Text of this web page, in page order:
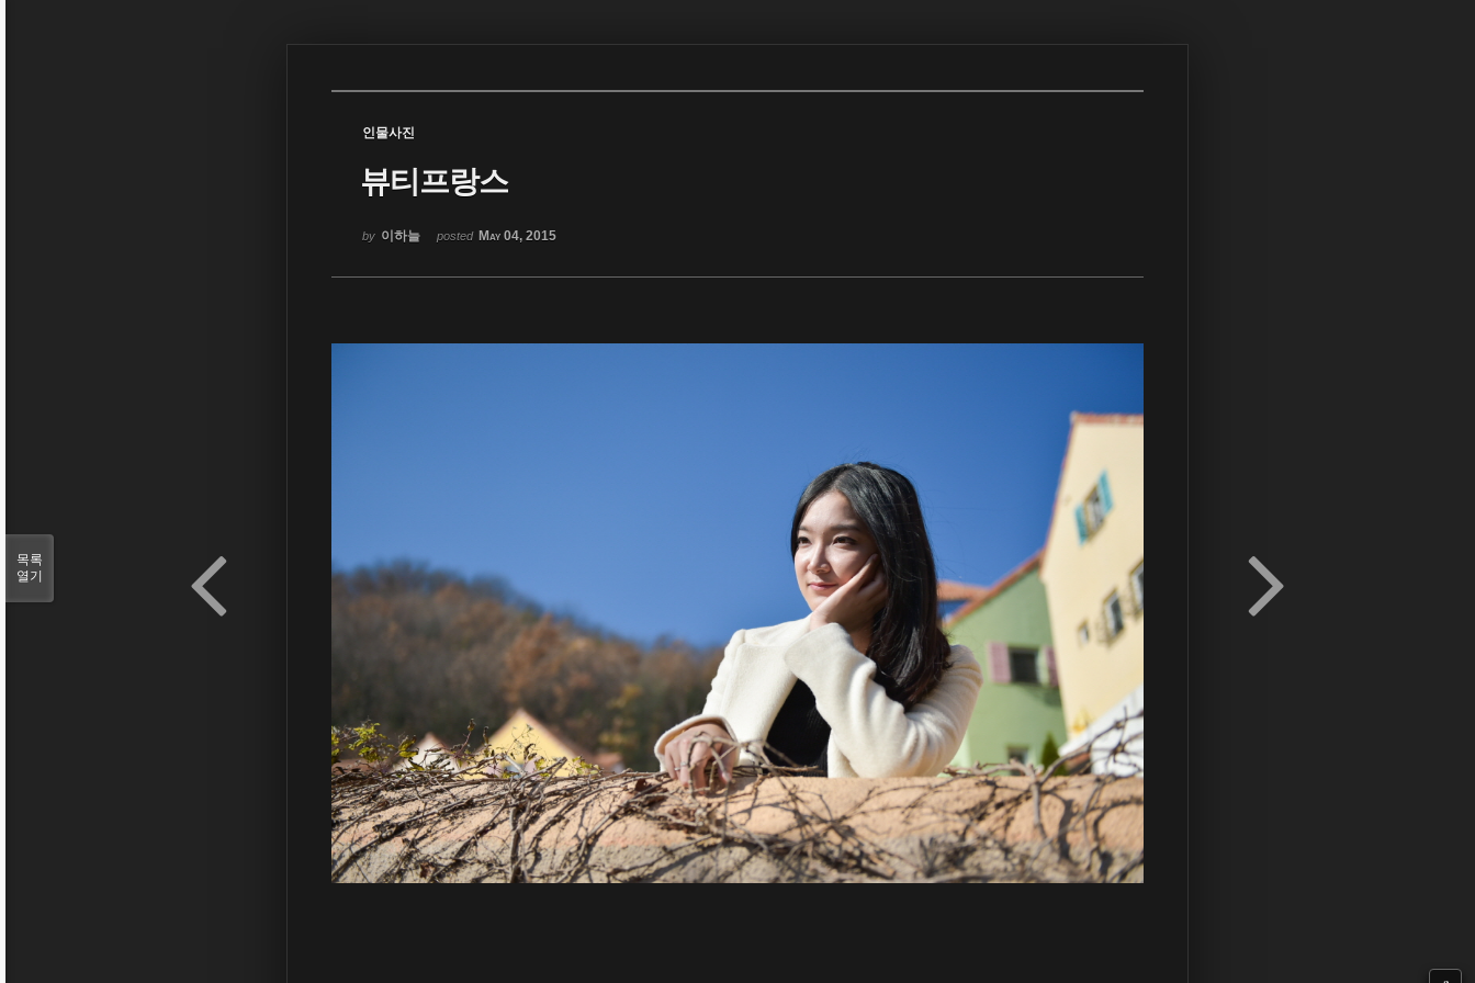
인물사진
뷰티프랑스
by 이하늘 posted May 04, 2015
목록
열기
Sketchbook5, 스케치북5
Sketchbook5, 스케치북5